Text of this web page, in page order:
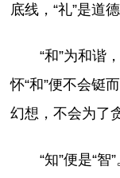
底线，“礼”是道
“和”为和谐
怀“和”便不会铤
幻想，不会为了
“知”便是“